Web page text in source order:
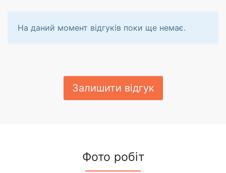
На даний момент відгуків поки ще немає.
Залишити відгук
Фото робіт